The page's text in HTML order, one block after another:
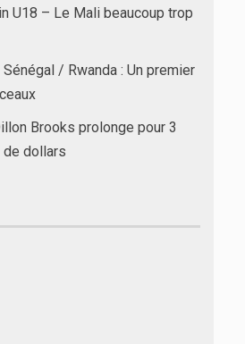
U18 – Le Mali beaucoup trop
/ Rwanda : Un premier
Brooks prolonge pour 3
dollars